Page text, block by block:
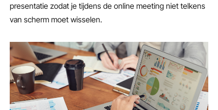
presentatie zodat je tijdens de online meeting niet telkens
van scherm moet wisselen.